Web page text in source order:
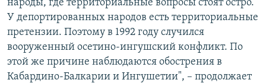
народы, где территориальные вопросы стоят остро.
У депортированных народов есть территориальные
претензии. Поэтому в 1992 году случился
вооруженный осетино-ингушский конфликт. По
этой же причине наблюдаются обострения в
Кабардино-Балкарии и Ингушетии", – продолжает